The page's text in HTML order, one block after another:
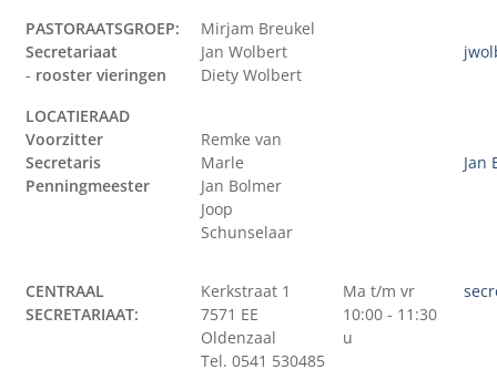
PASTORAATSGROEP:
Secretariaat
- rooster vieringen
Mirjam Breukel
Jan Wolbert
Diety Wolbert
LOCATIERAAD
Voorzitter
Secretaris
Penningmeester
Remke van
Marle
Jan Bolmer
Joop
Schunselaar
Jan
CENTRAAL
SECRETARIAAT:
Kerkstraat 1
7571 EE
Oldenzaal
Tel. 0541 530485
Ma t/m vr
10:00 - 11:30
u